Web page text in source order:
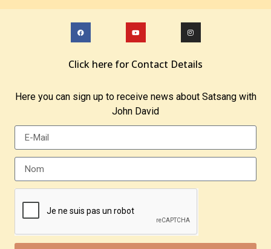
Click here for Contact Details
Here you can sign up to receive news about Satsang with
John David